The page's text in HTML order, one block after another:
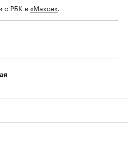
с РБК в «Максе».